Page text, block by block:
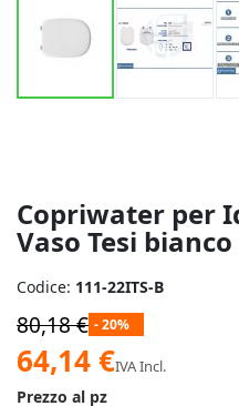
Copriwater per
Vaso Tesi
immagini
Codice: 111-22ITS-B
80,18 € - 20%
Prezzo
speciale
64,14 €IVA Incl.
Prezzo al pz